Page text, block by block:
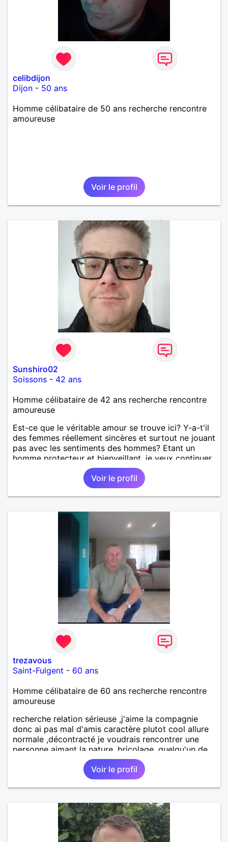
celibdijon
Dijon - 50 ans
Homme célibataire de 50 ans recherche rencontre
amoureuse
Voir le profil
Sunshiro02
Soissons - 42 ans
Homme célibataire de 42 ans recherche rencontre
amoureuse
Est-ce que le véritable amour se trouve ici? Y-a-t'il
des femmes réellement sincères et surtout ne jouant
pas avec les sentiments des hommes? Etant un
homme protecteur et bienveillant, je veux continuer
d'y croire et pouvoir enfin former la petite famille
que je désir temps. Faux profil, profiteuse et autres
joyeuseté passer votre chemin, vous ne
m'intéressez pas du tout!
Voir le profil
trezavous
Saint-Fulgent - 60 ans
Homme célibataire de 60 ans recherche rencontre
amoureuse
recherche relation sérieuse ,j'aime la compagnie
donc ai pas mal d'amis caractère plutot cool allure
normale ,décontracté je voudrais rencontrer une
personne aimant la nature ,bricolage ,quelqu'un de
simple et naturel à vos claviers mesdames
Voir le profil